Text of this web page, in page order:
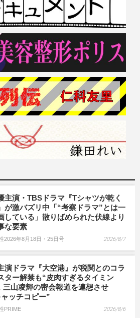
主演・TBSドラマ『Tシャツが乾く
が激バズリ中「“考察ドラマ”とは一
している」散りばめられた伏線より
な要素
2026年8月18日・25日号 2026/8/7
演ドラマ『大空港』が税関とのコラ
ター解禁も“皮肉すぎるタイミン
山凌輝の密会報道を連想させ
ッチコピー”
PRIME 2026/8/6